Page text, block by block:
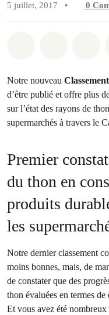
5 juillet, 2017
• 0
Notre nouveau C
d’être publié et offre plus
sur l’état des rayons de
supermarchés à travers le
Premier
du thon en
produits
les
Notre dernier classement
moins bonnes, mais, de
de constater que des
thon évaluées en termes
Et vous avez été